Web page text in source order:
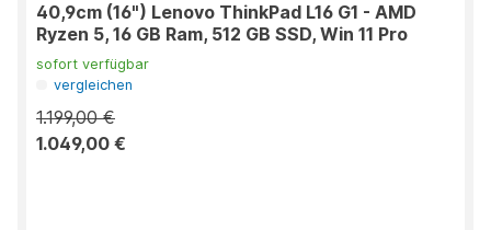
40,9cm (16") Lenovo ThinkPad L16 G1 - AMD
Ryzen 5, 16 GB Ram, 512 GB SSD, Win 11 Pro
sofort verfügbar
vergleichen
1.199,00 €
1.049,00 €